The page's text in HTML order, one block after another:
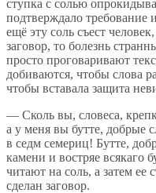
ступка с солью
подтверждало
ещё эту соль съест
заговор, то болезнь
просто проговаривают
добиваются, чтобы слова
чтобы вставала защита
— Сколь вы, словеса,
а у меня вы бутте, добрые
в седм семериц! Бутте,
камени и востряе всякаго
читают на соль, а затем ее
сделан заговор.